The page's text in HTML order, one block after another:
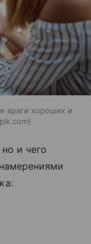
враги хороших и
и чего